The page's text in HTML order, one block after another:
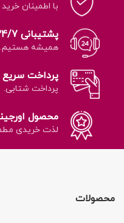
با اطمینان
پشتیبانی 24/7
همیشه هستیم.
پرداخت سریع
پرداخت شتابی.
محصول
لذت خریدی
محصولات